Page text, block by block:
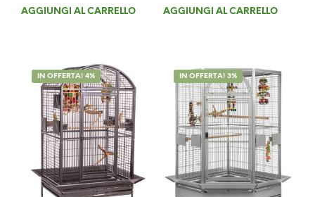
prezzo
prezzo
AGGIUNGI AL CARRELLO
prezzo
prezzo
AGGIUNGI AL CARRELLO
IN OFFERTA! 4% IN OFFERTA! 3%